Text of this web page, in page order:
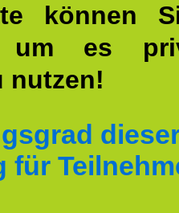
können
es
nutzen!
für